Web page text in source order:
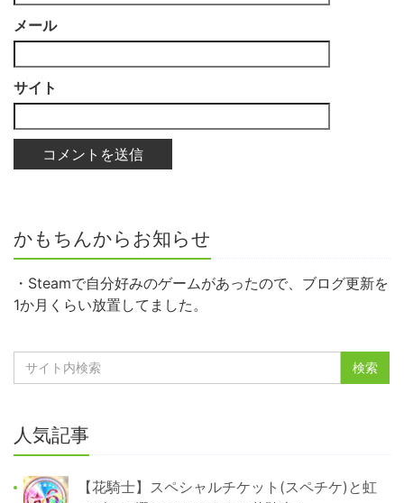
メール
サイト
かもちんからお知らせ
・Steamで自分好みのゲームがあったので、ブログ更新を
1か月くらい放置してました。
人気記事
【花騎士】スペシャルチケット(スペチケ)と虹